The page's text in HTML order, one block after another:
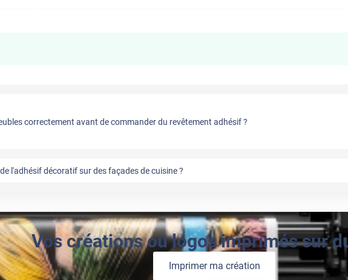
correctement avant de commander du revêtement adhésif ?
l'adhésif décoratif sur des façades de cuisine ?
Vos créations ou logos imprimés sur
Imprimer ma création